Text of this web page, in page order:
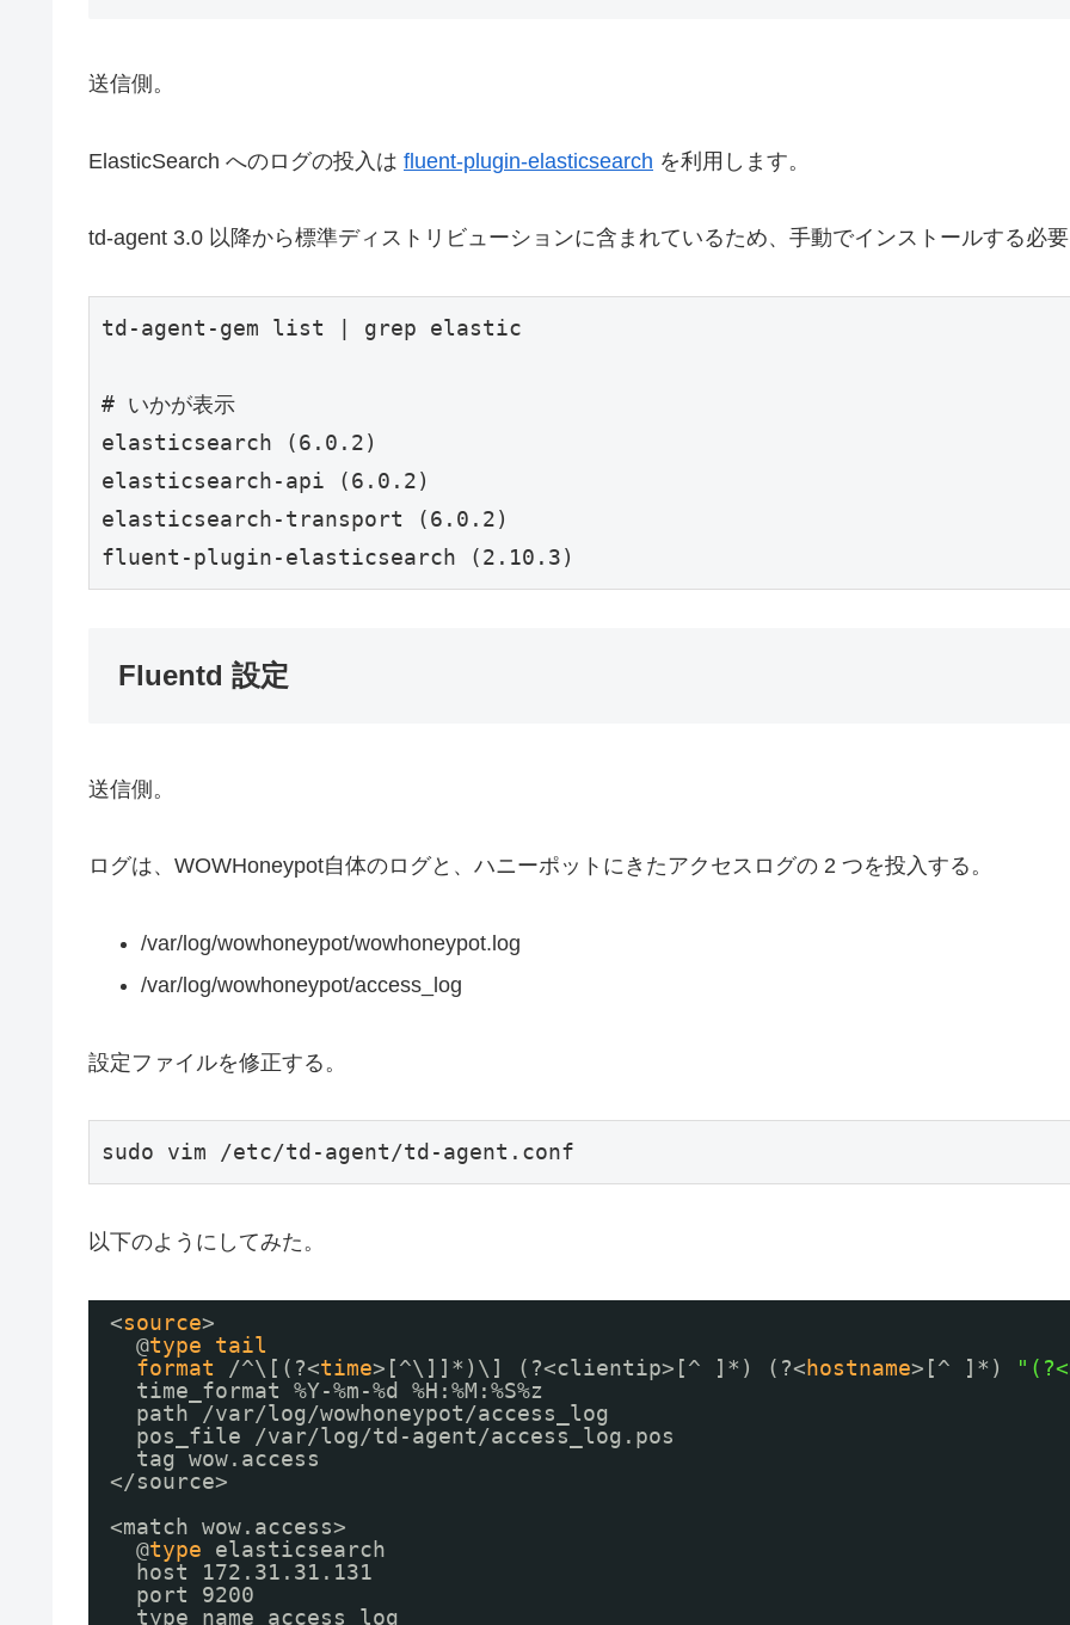
送信側。
ElasticSearch へのログの投入は fluent-plugin-elasticsearch を利用します。
td-agent 3.0 以降から標準ディストリビューションに含まれているため、手動でインストールする必
td-agent-gem list | grep elastic
# いかが表示
elasticsearch (6.0.2)
elasticsearch-api (6.0.2)
elasticsearch-transport (6.0.2)
Fluentd 設定
送信側。
ログは、WOWHoneypot自体のログと、ハニーポットにきたアクセスログの 2 つを投入する。
/var/log/wowhoneypot/wowhoneypot.log
/var/log/wowhoneypot/access_log
設定ファイルを修正する。
sudo vim /etc/td-agent/td-agent.conf
以下のようにしてみた。
<source>
@type
tail
format
/^\[(?<time>[^\]]*)\] (?<clientip>[^ ]*) (?<hostname>[^ ]*)
time_format %Y-%m-%d %H:%M:%S%z
path /var/log/wowhoneypot/access_log
pos_file /var/log/td-agent/access_log .pos
tag wow.access
</source>
<match wow.access>
@type
elasticsearch
host 172.31.31.131
port 9200
type_name access_log